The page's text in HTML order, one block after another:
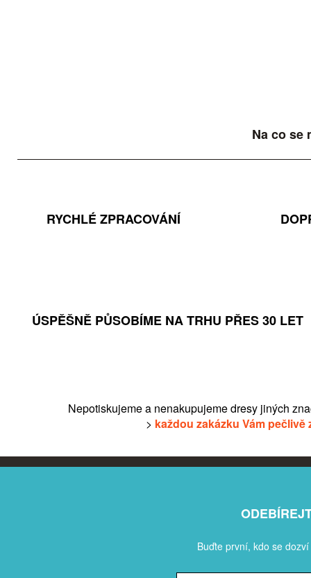
Na co se
RYCHLÉ ZPRACOVÁNÍ
ÚSPĚŠNĚ PŮSOBÍME NA TRHU PŘES 30 LET
Nepotiskujeme a nenakupujeme dresy jiných
> každou zakázku Vám
Buďte první, kdo se